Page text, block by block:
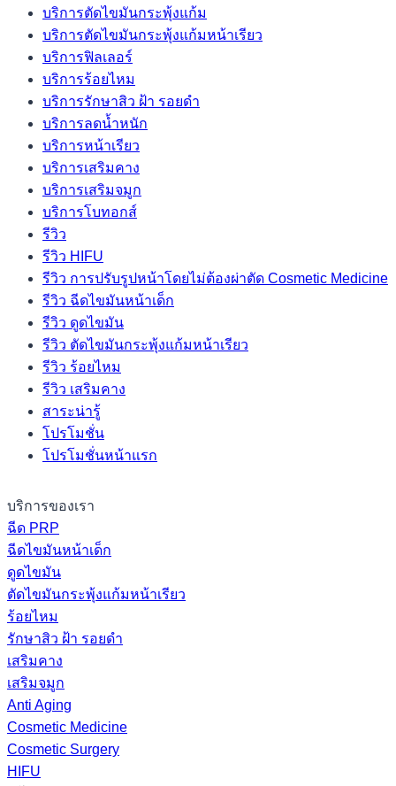
บริการตัดไขมันกระพุ้งแก้ม
บริการตัดไขมันกระพุ้งแก้มหน้าเรียว
บริการฟิลเลอร์
บริการร้อยไหม
บริการรักษาสิว ฝ้า รอยดำ
บริการลดน้ำหนัก
บริการหน้าเรียว
บริการเสริมคาง
บริการเสริมจมูก
บริการโบทอกส์
รีวิว
รีวิว HIFU
รีวิว การปรับรูปหน้าโดยไม่ต้องผ่าตัด Cosmetic Medicine
รีวิว ฉีดไขมันหน้าเด็ก
รีวิว ดูดไขมัน
รีวิว ตัดไขมันกระพุ้งแก้มหน้าเรียว
รีวิว ร้อยไหม
รีวิว เสริมคาง
สาระน่ารู้
โปรโมชั่น
โปรโมชั่นหน้าแรก
บริการของเรา
ฉีด PRP
ฉีดไขมันหน้าเด็ก
ดูดไขมัน
ตัดไขมันกระพุ้งแก้มหน้าเรียว
ร้อยไหม
รักษาสิว ฝ้า รอยดำ
เสริมคาง
เสริมจมูก
Anti Aging
Cosmetic Medicine
Cosmetic Surgery
HIFU